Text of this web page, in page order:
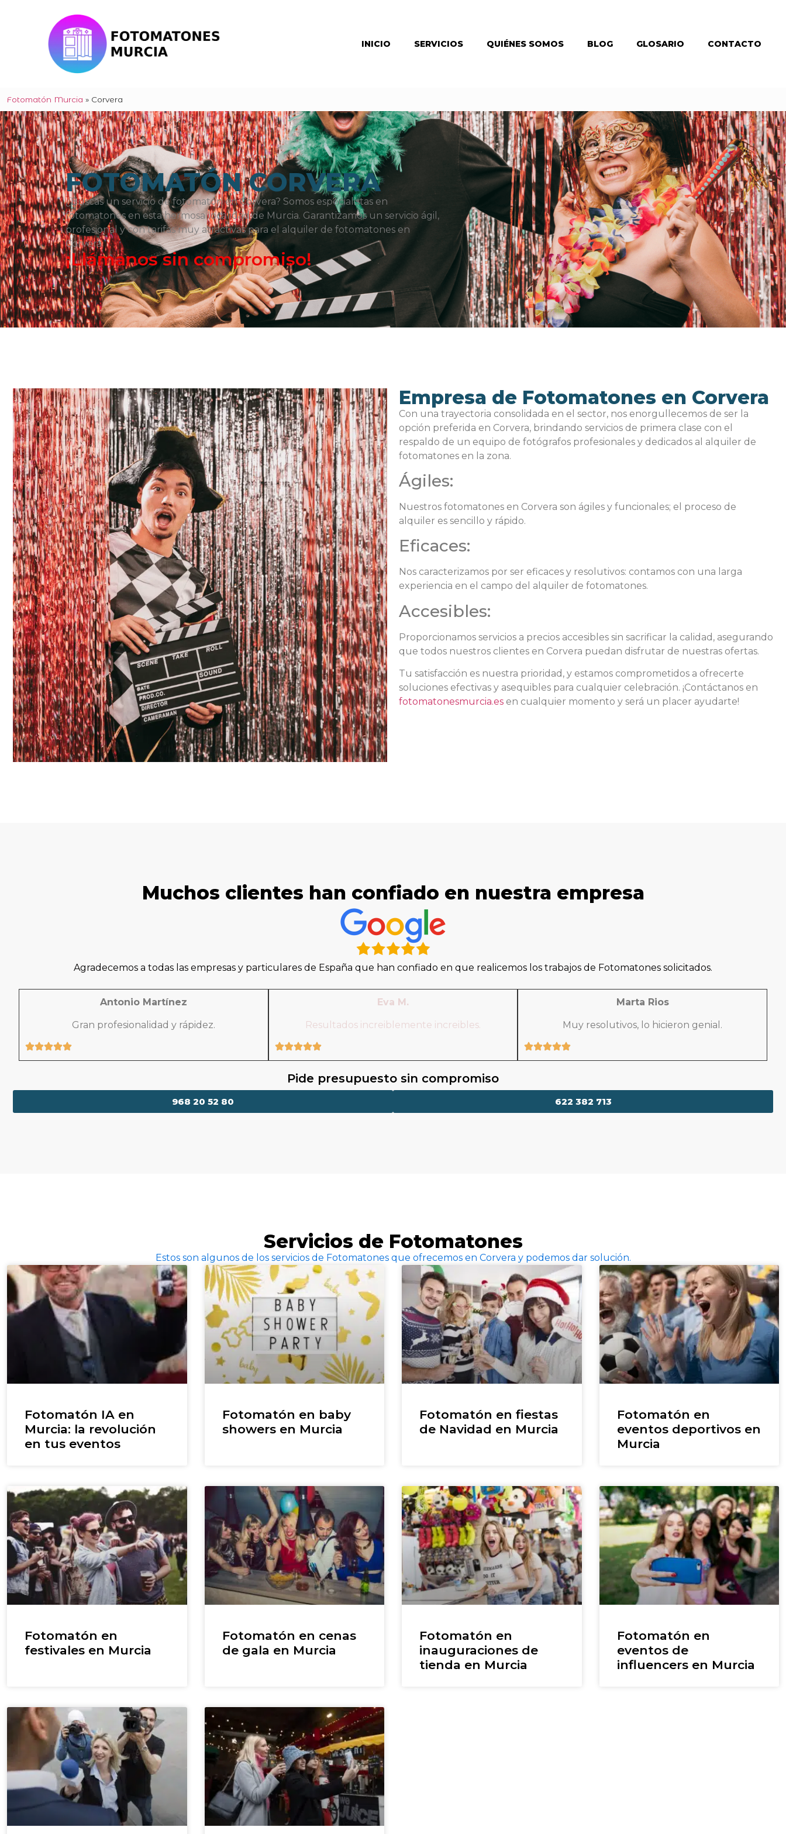
INICIO SERVICIOS QUIÉNES SOMOS BLOG GLOSARIO CONTACTO
Fotomatón Murcia » Corvera
FOTOMATÓN CORVERA
¿Buscas un servicio de fotomatón en Corvera? Somos especialistas en
fotomatones en esta hermosa localidad de Murcia. Garantizamos un servicio ágil,
profesional y con tarifas muy atractivas para el alquiler de fotomatones en
Corvera.
¡Llámanos sin compromiso!
Empresa de Fotomatones en Corvera
Con una trayectoria consolidada en el sector, nos enorgullecemos de ser la
opción preferida en Corvera, brindando servicios de primera clase con el
respaldo de un equipo de fotógrafos profesionales y dedicados al alquiler de
fotomatones en la zona.
Ágiles:
Nuestros fotomatones en Corvera son ágiles y funcionales; el proceso de
alquiler es sencillo y rápido.
Eficaces:
Nos caracterizamos por ser eficaces y resolutivos: contamos con una larga
experiencia en el campo del alquiler de fotomatones.
Accesibles:
Proporcionamos servicios a precios accesibles sin sacrificar la calidad, asegurando
que todos nuestros clientes en Corvera puedan disfrutar de nuestras ofertas.
Tu satisfacción es nuestra prioridad, y estamos comprometidos a ofrecerte
soluciones efectivas y asequibles para cualquier celebración. ¡Contáctanos en
fotomatonesmurcia.es en cualquier momento y será un placer ayudarte!
Muchos clientes han confiado en nuestra empresa
Agradecemos a todas las empresas y particulares de España que han confiado en que realicemos los trabajos de Fotomatones solicitados.
Antonio Martínez
Gran profesionalidad y rápidez.
Eva M.
Resultados increiblemente increibles.
Marta Rios
Muy resolutivos, lo hicieron genial.
Pide presupuesto sin compromiso
622 382 713
968 20 52 80
Servicios de Fotomatones
Estos son algunos de los servicios de Fotomatones que ofrecemos en Corvera y podemos dar solución.
Fotomatón IA en
Murcia: la revolución
en tus eventos
Fotomatón en baby
showers en Murcia
Fotomatón en fiestas
de Navidad en Murcia
Fotomatón en
eventos deportivos en
Murcia
Fotomatón en
festivales en Murcia
Fotomatón en cenas
de gala en Murcia
Fotomatón en
inauguraciones de
tienda en Murcia
Fotomatón en
eventos de
influencers en Murcia